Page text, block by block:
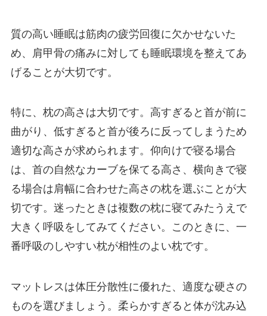
質の高い睡眠は筋肉の疲労回復に欠かせないた
め、肩甲骨の痛みに対しても睡眠環境を整えてあ
げることが大切です。
特に、枕の高さは大切です。高すぎると首が前に
曲がり、低すぎると首が後ろに反ってしまうため
適切な高さが求められます。仰向けで寝る場合
は、首の自然なカーブを保てる高さ、横向きで寝
る場合は肩幅に合わせた高さの枕を選ぶことが大
切です。迷ったときは複数の枕に寝てみたうえで
大きく呼吸をしてみてください。このときに、一
番呼吸のしやすい枕が相性のよい枕です。
マットレスは体圧分散性に優れた、適度な硬さの
ものを選びましょう。柔らかすぎると体が沈み込